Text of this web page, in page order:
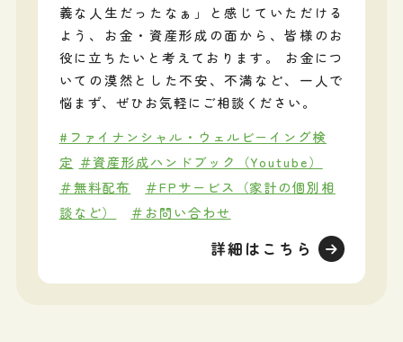
義な人生だったなぁ」と感じていただける
よう、お金・資産形成の面から、皆様のお
役に立ちたいと考えております。 お金につ
いての漠然とした不安、不満など、一人で
悩まず、ぜひお気軽にご相談ください。
#ファイナンシャル・ウェルビーイング検
定 ＃資産形成ハンドブック（Youtube）
＃無料配布
＃FPサービス（家計の個別相
談など）
＃お問い合わせ
詳細はこちら